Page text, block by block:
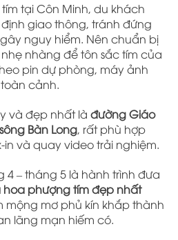
tại Côn Minh, du khách
giao thông, tránh đứng
nguy hiểm. Nên chuẩn bị
nhàng để tôn sắc tím của
pin dự phòng, máy ảnh
cảnh.
và đẹp nhất là đường Giáo
Bàn Long, rất phù hợp
và quay video trải nghiệm.
4 – tháng 5 là hành trình đưa
hoa phượng tím đẹp nhất
mộng mơ phủ kín khắp thành
lãng mạn hiếm có.